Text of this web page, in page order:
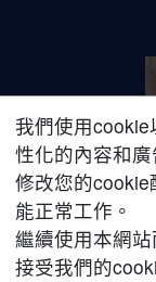
我們使用cookie
性化的內容和
修改您的
能正常工作。
繼續使用本網
接受我們的